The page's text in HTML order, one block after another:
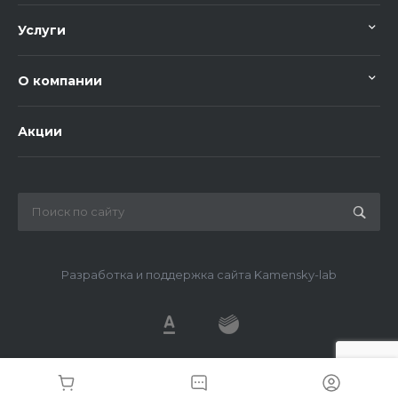
Услуги
О компании
Акции
Разработка и поддержка сайта Kamensky-lab